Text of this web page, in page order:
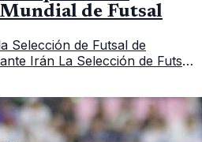
de Futsal
Selección de Futsal de
Irán La Selección de Futsal